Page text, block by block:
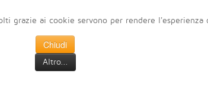
grazie ai cookie servono per rendere
Chiudi
Altro...